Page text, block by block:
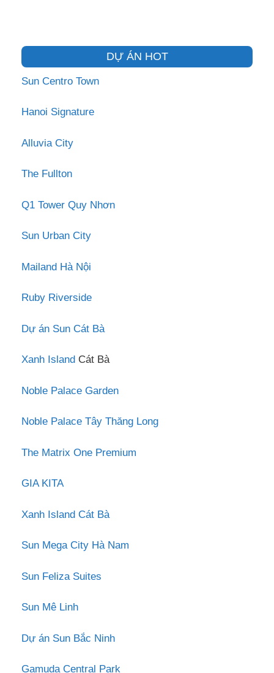
DỰ ÁN HOT
Sun Centro Town
Hanoi Signature
Alluvia City
The Fullton
Q1 Tower Quy Nhơn
Sun Urban City
Mailand Hà Nội
Ruby Riverside
Dự án Sun Cát Bà
Xanh Island Cát Bà
Noble Palace Garden
Noble Palace Tây Thăng Long
The Matrix One Premium
GIA KITA
Xanh Island Cát Bà
Sun Mega City Hà Nam
Sun Feliza Suites
Sun Mê Linh
Dự án Sun Bắc Ninh
Gamuda Central Park